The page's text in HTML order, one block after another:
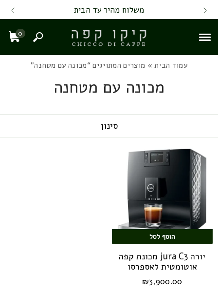
Skip to Content
Contact Us משלוח מהיר עד הבית
0
חיפוש
עמוד הבית» מוצרים המתויגים “מכונה עם מטחנה”
מכונה עם מטחנה
סינון
הוסף לסל
יורה jura C3 מכונת קפה
אוטומטית לאספרסו
₪3,900.00
Back top top